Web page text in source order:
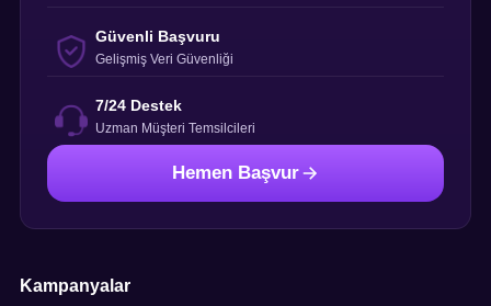
Güvenli Başvuru
Gelişmiş Veri Güvenliği
7/24 Destek
Uzman Müşteri Temsilcileri
Hemen Başvur
Kampanyalar